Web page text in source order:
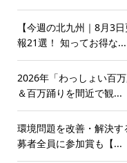
【今週の北九州｜8月3
報21選！ 知ってお得な...
2026年「わっしょい百
＆百万踊りを間近で観...
環境問題を改善・解決
募者全員に参加賞も【...